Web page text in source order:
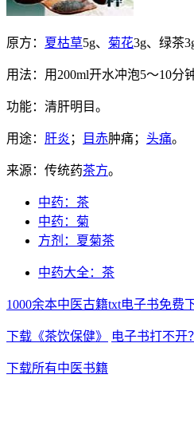
原方： 夏枯草5g、 菊花3g、绿茶
用法：用200ml开水冲泡5～10分
功能：清肝明目。
用途： 肝炎 ； 目赤肿痛； 头痛。
来源：传统药茶方。
中药：茶
中药：菊
方剂：夏菊茶
中药大全：茶
1000余本中医古籍txt电子书免费
下载《茶饮保健》 电子书打不开？
下载所有中医书籍